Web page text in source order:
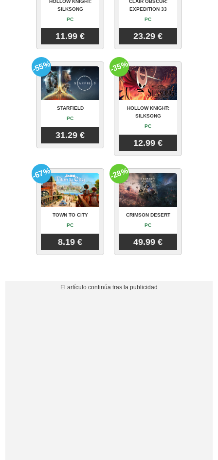
HOLLOW KNIGHT:
SILKSONG
PC
11.99 €
CLAIR OBSCUR:
EXPEDITION 33
PC
23.29 €
STARFIELD
PC
31.29 €
-55%
HOLLOW KNIGHT:
SILKSONG
PC
12.99 €
-35%
TOWN TO CITY
PC
8.19 €
-67%
CRIMSON DESERT
PC
49.99 €
-28%